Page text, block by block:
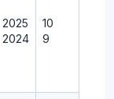
2025
2024
10
9